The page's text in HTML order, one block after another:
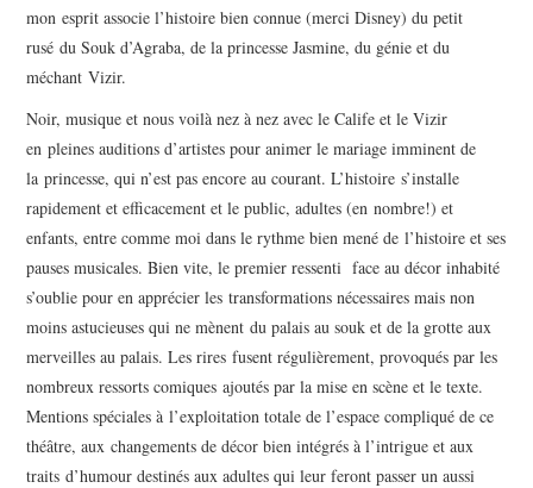
mon esprit associe l’histoire bien connue (merci Disney) du petit
rusé du Souk d’Agraba, de la princesse Jasmine, du génie et du
méchant Vizir.
Noir, musique et nous voilà nez à nez avec le Calife et le Vizir
en pleines auditions d’artistes pour animer le mariage imminent de
la princesse, qui n’est pas encore au courant. L’histoire s’installe
rapidement et efficacement et le public, adultes (en nombre!) et
enfants, entre comme moi dans le rythme bien mené de l’histoire et ses
pauses musicales. Bien vite, le premier ressenti face au décor inhabité
s’oublie pour en apprécier les transformations nécessaires mais non
moins astucieuses qui ne mènent du palais au souk et de la grotte aux
merveilles au palais. Les rires fusent régulièrement, provoqués par les
nombreux ressorts comiques ajoutés par la mise en scène et le texte.
Mentions spéciales à l’exploitation totale de l’espace compliqué de ce
théâtre, aux changements de décor bien intégrés à l’intrigue et aux
traits d’humour destinés aux adultes qui leur feront passer un aussi